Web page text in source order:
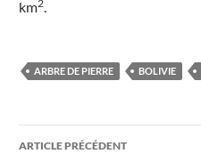
km2
ARBRE DE PIERRE BOLIVIE
Navigation
ARTICLE PRÉCÉDENT